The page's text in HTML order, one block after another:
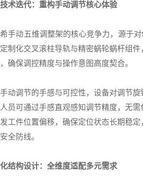
术迭代：重构手动调节核心体验
动五维调整架的核心竞争力，源于对
制化交叉滚柱导轨与精密蜗轮蜗杆组
确保调控精度与操作意图高度契合。
调节的手感与可控性，设备对调节旋
员可通过手感直观感知调节精度，无
工件位置偏移，确保定位状态长期稳
全防线。
结构设计：全维度适配多元需求